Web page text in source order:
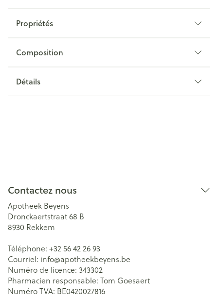
Propriétés
Composition
Détails
Contactez nous
Apotheek Beyens
Dronckaertstraat 68 B
8930 Rekkem
Téléphone: +32 56 42 26 93
Courriel: info@apotheekbeyens.be
Numéro de licence: 343302
Pharmacien responsable: Tom Goesaert
Numéro TVA: BE0420027816